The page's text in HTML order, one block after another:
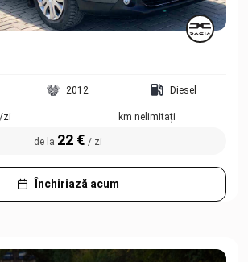
2012 Diesel
zi km nelimitați
de la 22 € / zi
Închiriază acum